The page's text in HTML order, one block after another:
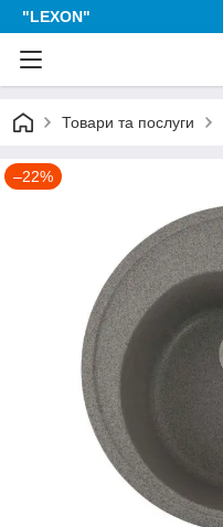
"LEXON"
Товари та послуги
–22%